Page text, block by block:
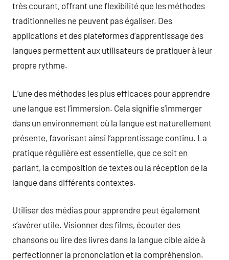
très courant, offrant une flexibilité que les méthodes
traditionnelles ne peuvent pas égaliser. Des
applications et des plateformes d’apprentissage des
langues permettent aux utilisateurs de pratiquer à leur
propre rythme.
L’une des méthodes les plus efficaces pour apprendre
une langue est l’immersion. Cela signifie s’immerger
dans un environnement où la langue est naturellement
présente, favorisant ainsi l’apprentissage continu. La
pratique régulière est essentielle, que ce soit en
parlant, la composition de textes ou la réception de la
langue dans différents contextes.
Utiliser des médias pour apprendre peut également
s’avérer utile. Visionner des films, écouter des
chansons ou lire des livres dans la langue cible aide à
perfectionner la prononciation et la compréhension.